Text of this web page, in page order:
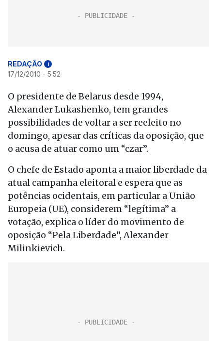
REDAÇÃO i
17/12/2010 - 5:52
O presidente de Belarus desde 1994,
Alexander Lukashenko, tem grandes
possibilidades de voltar a ser reeleito no
domingo, apesar das críticas da oposição, que
o acusa de atuar como um “czar”.
O chefe de Estado aponta a maior liberdade da
atual campanha eleitoral e espera que as
potências ocidentais, em particular a União
Europeia (UE), considerem “legítima” a
votação, explica o líder do movimento de
oposição “Pela Liberdade”, Alexander
Milinkievich.